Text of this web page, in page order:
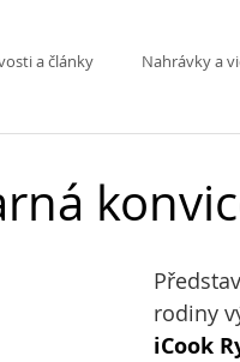
a články Nahrávky a
rodiny
iCook